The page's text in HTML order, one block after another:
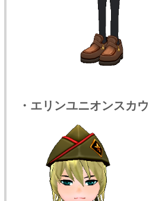
・エリンユニオンスカ